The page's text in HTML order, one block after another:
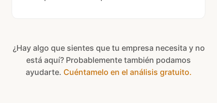
¿Hay algo que sientes que tu empresa necesita y no
está aquí? Probablemente también podamos
ayudarte. Cuéntamelo en el análisis gratuito.